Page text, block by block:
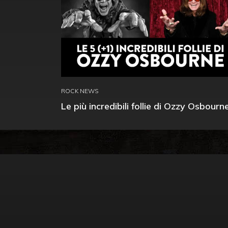
ROCK NEWS
Le più incredibili follie di Ozzy